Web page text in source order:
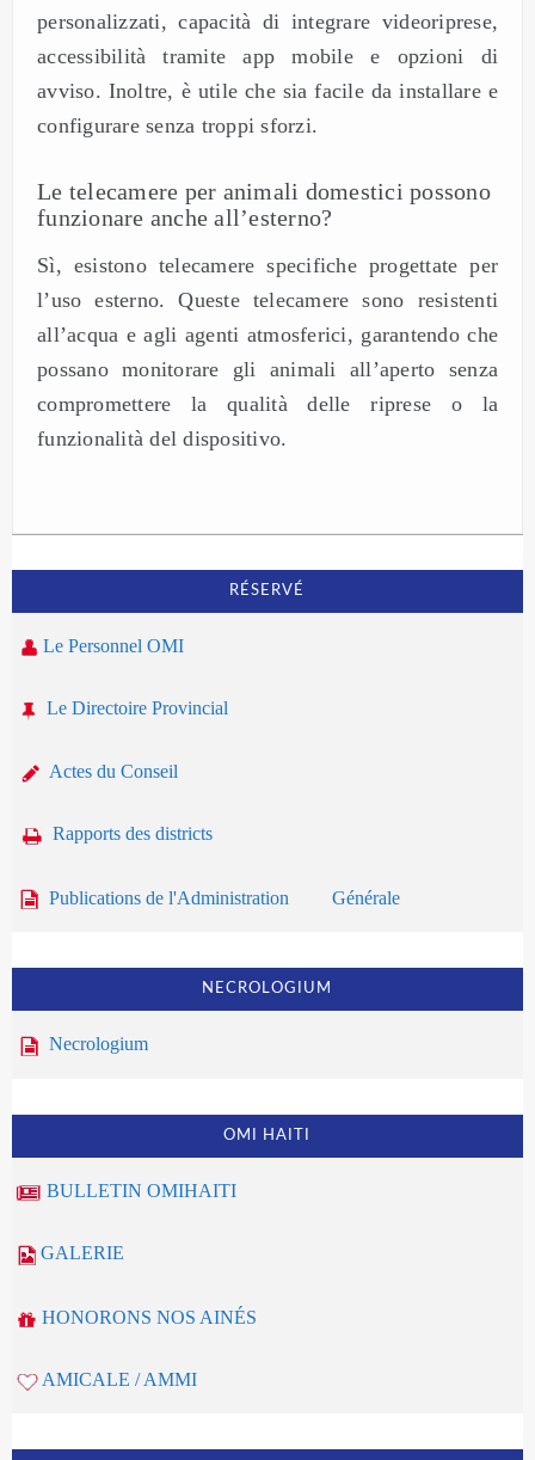
personalizzati, capacità di integrare videoriprese,
accessibilità tramite app mobile e opzioni di
avviso. Inoltre, è utile che sia facile da installare e
configurare senza troppi sforzi.
Le telecamere per animali domestici possono
funzionare anche all’esterno?
Sì, esistono telecamere specifiche progettate per
l’uso esterno. Queste telecamere sono resistenti
all’acqua e agli agenti atmosferici, garantendo che
possano monitorare gli animali all’aperto senza
compromettere la qualità delle riprese o la
funzionalità del dispositivo.
RÉSERVÉ
Le Personnel OMI
Le Directoire Provincial
Actes du Conseil
Rapports des districts
Publications de l'Administration Générale
NECROLOGIUM
Necrologium
OMI HAITI
BULLETIN OMIHAITI
GALERIE
HONORONS NOS AINÉS
AMICALE / AMMI